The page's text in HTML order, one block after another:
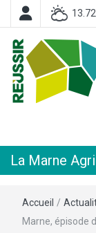
13.72
La Marne
Accueil /
Marne, épisode